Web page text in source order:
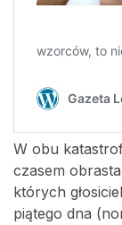
W obu
czasem
których
piątego dna